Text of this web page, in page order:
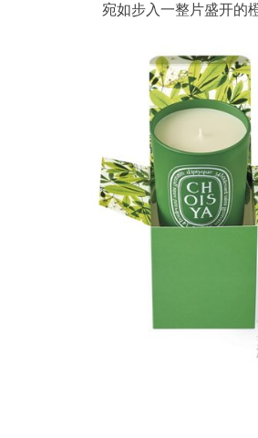
宛如步入一整片盛开的